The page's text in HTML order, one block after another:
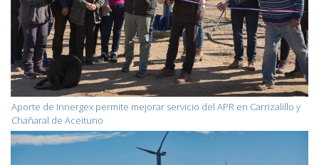
Aporte de Innergex permite mejorar servicio del APR en Carrizalillo y
Chañaral de Aceituno